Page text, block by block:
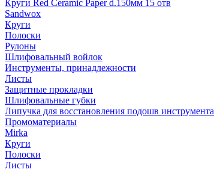
Круги Red Ceramic Paper d.150мм 15 отв
Sandwox
Круги
Полоски
Рулоны
Шлифовальный войлок
Инструменты, принадлежности
Листы
Защитные прокладки
Шлифовальные губки
Липучка для восстановления подошв инструмента
Промоматериалы
Mirka
Круги
Полоски
Листы